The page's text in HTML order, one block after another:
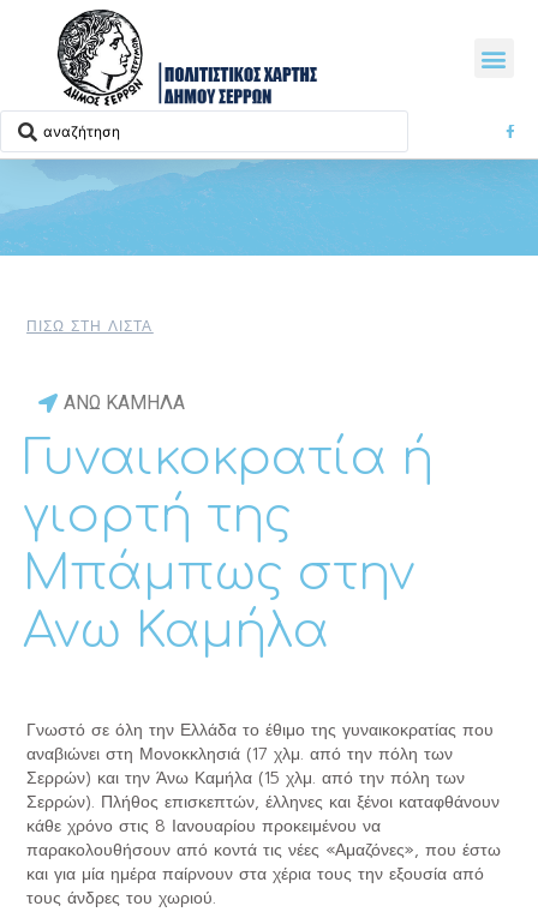
ΠΙΣΩ ΣΤΗ ΛΙΣΤΑ
ΑΝΩ ΚΑΜΗΛΑ
Γυναικοκρατία ή
γιορτή της
Μπάμπως στην
Ανω Καμήλα
Γνωστό σε όλη την Ελλάδα το έθιμο της γυναικοκρατίας που
αναβιώνει στη Μονοκκλησιά (17 χλμ. από την πόλη των
Σερρών) και την Άνω Καμήλα (15 χλμ. από την πόλη των
Σερρών). Πλήθος επισκεπτών, έλληνες και ξένοι καταφθάνουν
κάθε χρόνο στις 8 Ιανουαρίου προκειμένου να
παρακολουθήσουν από κοντά τις νέες «Αμαζόνες», που έστω
και για μία ημέρα παίρνουν στα χέρια τους την εξουσία από
τους άνδρες του χωριού.